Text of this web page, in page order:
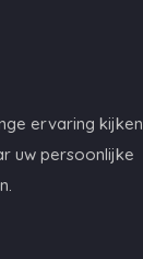
ervaring kijken
uw persoonlijke